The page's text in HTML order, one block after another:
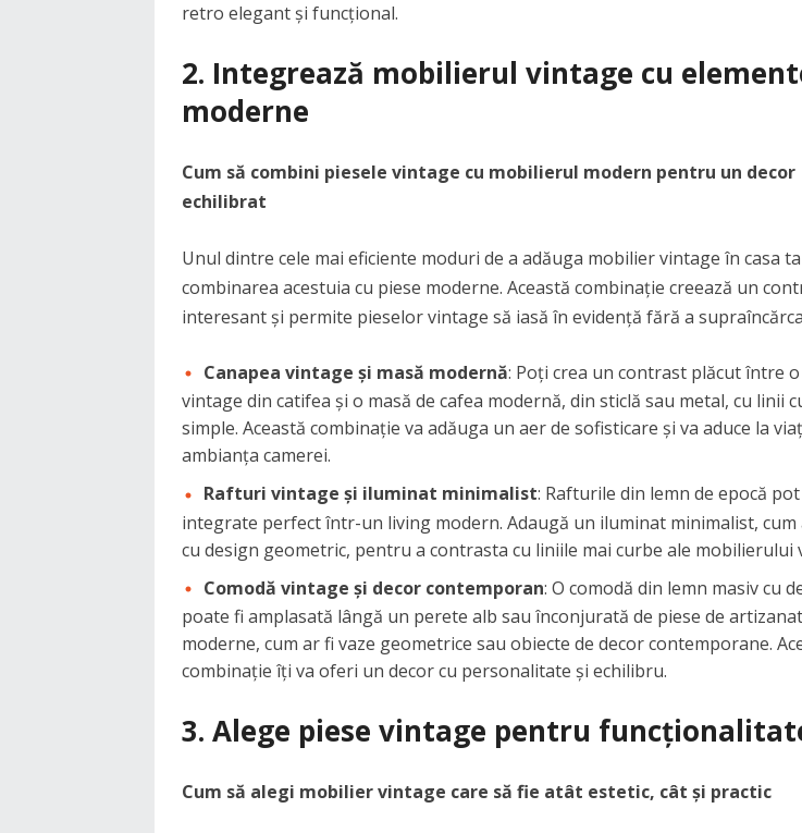
retro elegant și funcțional.
2. Integrează mobilierul vintage cu
moderne
Cum să combini piesele vintage cu mobilierul modern pentru un decor
echilibrat
Unul dintre cele mai eficiente moduri de a adăuga mobilier vintage în casa
combinarea acestuia cu piese moderne. Această combinație creează un
interesant și permite pieselor vintage să iasă în evidență fără a
Canapea vintage și masă modernă: Poți crea un contrast plăcut între o
vintage din catifea și o masă de cafea modernă, din sticlă sau metal, cu linii
simple. Această combinație va adăuga un aer de sofisticare și va aduce la
ambianța camerei.
Rafturi vintage și iluminat minimalist: Rafturile din lemn de epocă
integrate perfect într-un living modern. Adaugă un iluminat minimalist, cum
cu design geometric, pentru a contrasta cu liniile mai curbe ale mobilierului
Comodă vintage și decor contemporan: O comodă din lemn masiv cu
poate fi amplasată lângă un perete alb sau înconjurată de piese de artizanat
moderne, cum ar fi vaze geometrice sau obiecte de decor contemporane.
combinație îți va oferi un decor cu personalitate și echilibru.
3. Alege piese vintage pentru
Cum să alegi mobilier vintage care să fie atât estetic, cât și practic